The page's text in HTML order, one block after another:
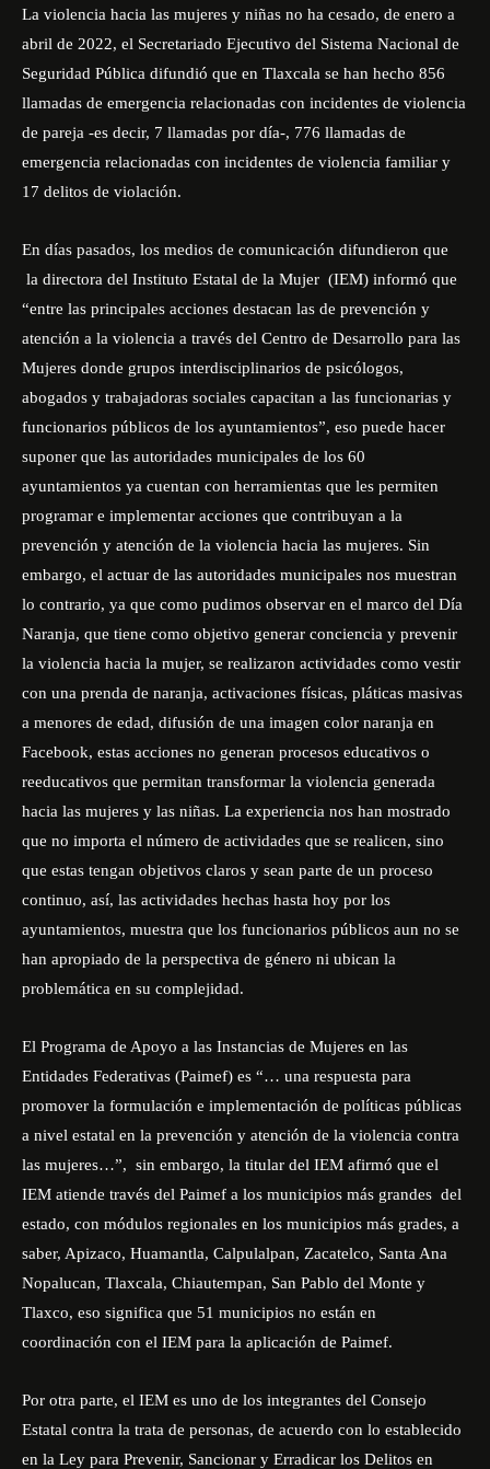
La violencia hacia las mujeres y niñas no ha cesado, de enero a
abril de 2022, el Secretariado Ejecutivo del Sistema Nacional de
Seguridad Pública difundió que en Tlaxcala se han hecho 856
llamadas de emergencia relacionadas con incidentes de violencia
de pareja -es decir, 7 llamadas por día-, 776 llamadas de
emergencia relacionadas con incidentes de violencia familiar y
17 delitos de violación.
En días pasados, los medios de comunicación difundieron que
la directora del Instituto Estatal de la Mujer (IEM) informó que
“entre las principales acciones destacan las de prevención y
atención a la violencia a través del Centro de Desarrollo para las
Mujeres donde grupos interdisciplinarios de psicólogos,
abogados y trabajadoras sociales capacitan a las funcionarias y
funcionarios públicos de los ayuntamientos”, eso puede hacer
suponer que las autoridades municipales de los 60
ayuntamientos ya cuentan con herramientas que les permiten
programar e implementar acciones que contribuyan a la
prevención y atención de la violencia hacia las mujeres. Sin
embargo, el actuar de las autoridades municipales nos muestran
lo contrario, ya que como pudimos observar en el marco del Día
Naranja, que tiene como objetivo generar conciencia y prevenir
la violencia hacia la mujer, se realizaron actividades como vestir
con una prenda de naranja, activaciones físicas, pláticas masivas
a menores de edad, difusión de una imagen color naranja en
Facebook, estas acciones no generan procesos educativos o
reeducativos que permitan transformar la violencia generada
hacia las mujeres y las niñas. La experiencia nos han mostrado
que no importa el número de actividades que se realicen, sino
que estas tengan objetivos claros y sean parte de un proceso
continuo, así, las actividades hechas hasta hoy por los
ayuntamientos, muestra que los funcionarios públicos aun no se
han apropiado de la perspectiva de género ni ubican la
problemática en su complejidad.
El Programa de Apoyo a las Instancias de Mujeres en las
Entidades Federativas (Paimef) es “… una respuesta para
promover la formulación e implementación de políticas públicas
a nivel estatal en la prevención y atención de la violencia contra
las mujeres…”, sin embargo, la titular del IEM afirmó que el
IEM atiende través del Paimef a los municipios más grandes del
estado, con módulos regionales en los municipios más grades, a
saber, Apizaco, Huamantla, Calpulalpan, Zacatelco, Santa Ana
Nopalucan, Tlaxcala, Chiautempan, San Pablo del Monte y
Tlaxco, eso significa que 51 municipios no están en
coordinación con el IEM para la aplicación de Paimef.
Por otra parte, el IEM es uno de los integrantes del Consejo
Estatal contra la trata de personas, de acuerdo con lo establecido
en la Ley para Prevenir, Sancionar y Erradicar los Delitos en